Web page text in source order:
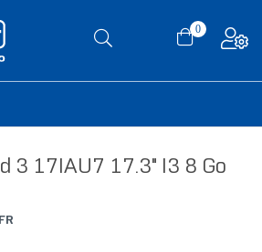
0
3 17IAU7 17.3" I3 8 Go